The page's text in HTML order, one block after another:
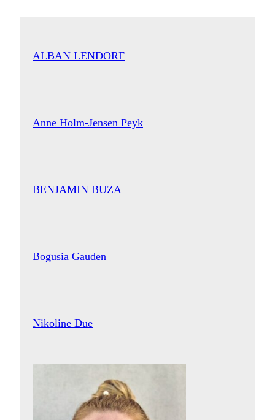
ALBAN LENDORF
Anne Holm-Jensen Peyk
BENJAMIN BUZA
Bogusia Gauden
Nikoline Due